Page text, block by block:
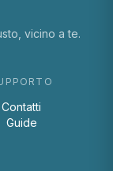
vicino a te.
Contatti
Guide